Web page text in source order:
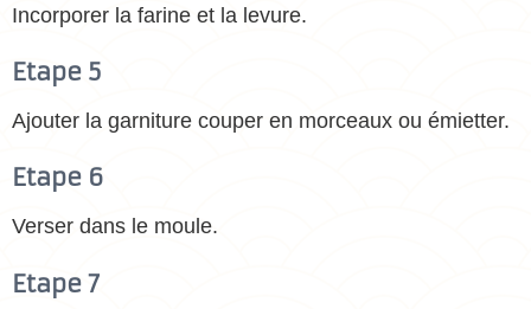
Incorporer la farine et la levure.
Etape 5
Ajouter la garniture couper en morceaux ou émietter.
Etape 6
Verser dans le moule.
Etape 7